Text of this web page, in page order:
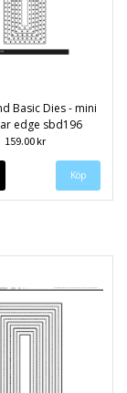
Basic Dies - mini
edge sbd196
159.00 kr